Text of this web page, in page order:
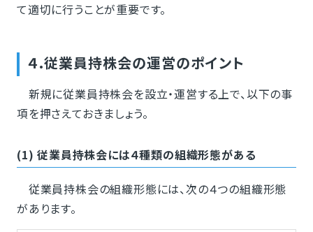
て適切に行うことが重要です。
４.従業員持株会の運営のポイント
新規に従業員持株会を設立・運営する上で、以下の事
項を押さえておきましょう。
(1) 従業員持株会には４種類の組織形態がある
従業員持株会の組織形態には、次の４つの組織形態
があります。